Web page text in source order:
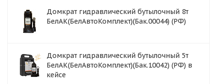
Домкрат гидравлический бутылочный 8т
БелАК(БелАвтоКомплект)(Бак.00044) (РФ)
Домкрат гидравлический бутылочный 5т
БелАК(БелАвтоКомплект)(Бак.10042) (РФ) в
кейсе